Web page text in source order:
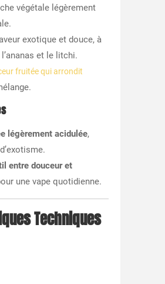
végétale légèrement
exotique et douce, à
et le litchi.
fruitée qui arrondit
légèrement acidulée,
entre douceur et
une vape quotidienne.
Techniques